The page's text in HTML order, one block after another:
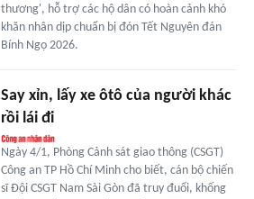
thương', hỗ trợ các hộ dân có hoàn cảnh khó
khăn nhân dịp chuẩn bị đón Tết Nguyên đán
Bính Ngọ 2026.
Say xỉn, lấy xe ôtô của người khác
rồi lái đi
Ngày 4/1, Phòng Cảnh sát giao thông (CSGT)
Công an TP Hồ Chí Minh cho biết, cán bộ chiến
sĩ Đội CSGT Nam Sài Gòn đã truy đuổi, khống